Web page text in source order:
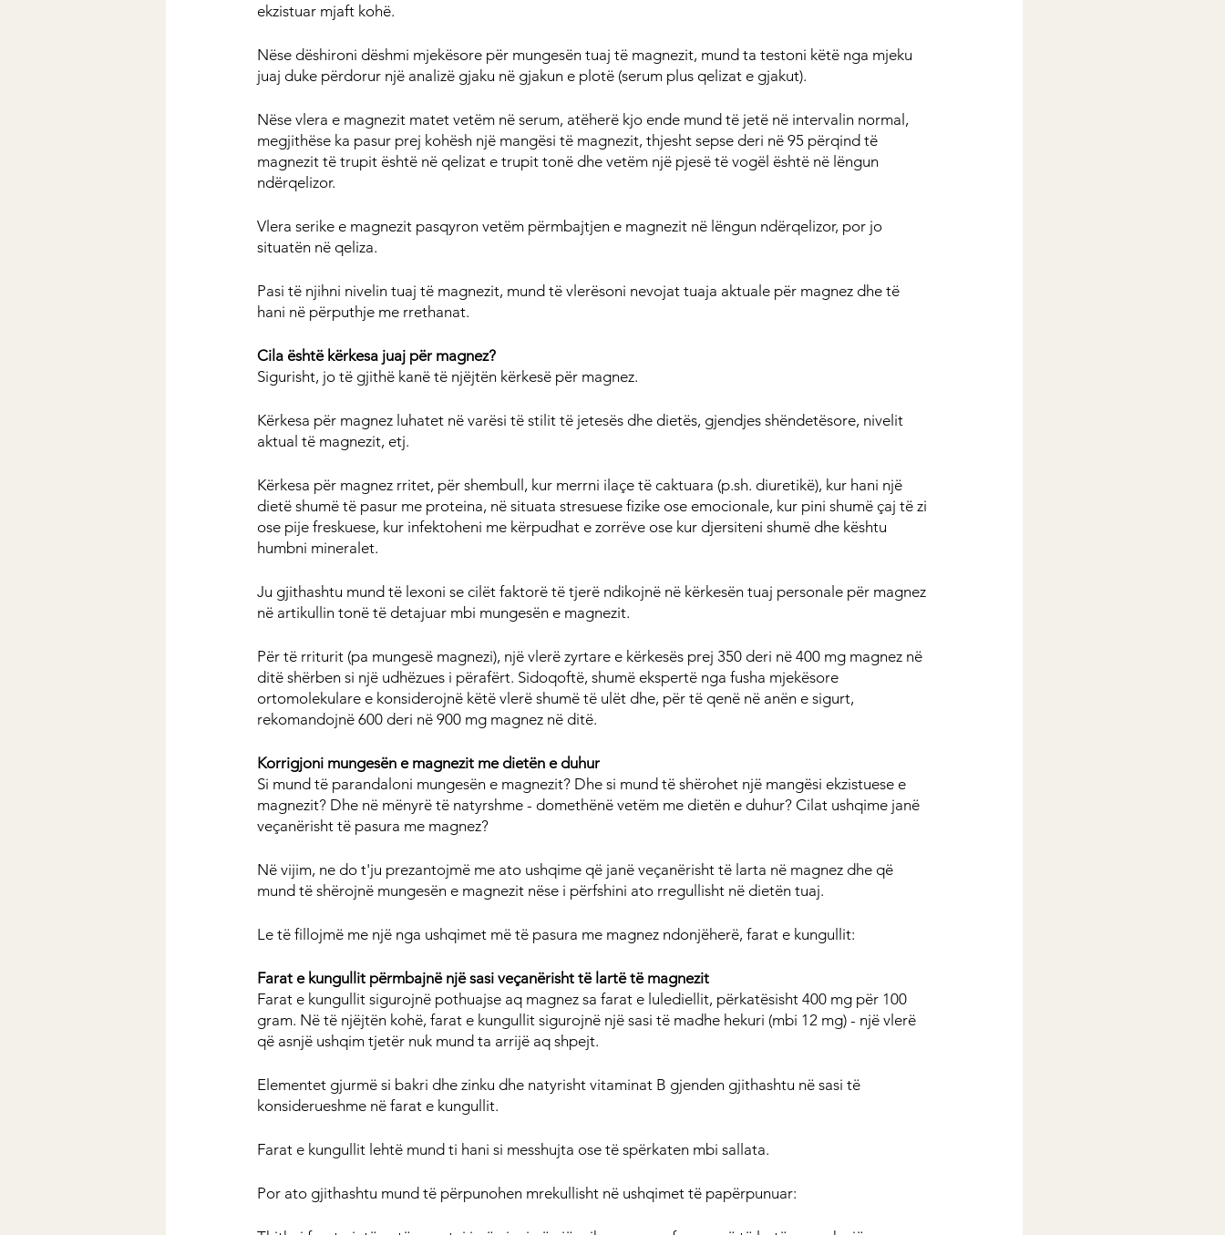
ekzistuar mjaft kohë.
Nëse dëshironi dëshmi mjekësore për mungesën tuaj të magnezit, mund ta testoni këtë nga mjeku
juaj duke përdorur një analizë gjaku në gjakun e plotë (serum plus qelizat e gjakut).
Nëse vlera e magnezit matet vetëm në serum, atëherë kjo ende mund të jetë në intervalin normal,
megjithëse ka pasur prej kohësh një mangësi të magnezit, thjesht sepse deri në 95 përqind të
magnezit të trupit është në qelizat e trupit tonë dhe vetëm një pjesë të vogël është në lëngun
ndërqelizor.
Vlera serike e magnezit pasqyron vetëm përmbajtjen e magnezit në lëngun ndërqelizor, por jo
situatën në qeliza.
Pasi të njihni nivelin tuaj të magnezit, mund të vlerësoni nevojat tuaja aktuale për magnez dhe të
hani në përputhje me rrethanat.
Cila është kërkesa juaj për magnez?
Sigurisht, jo të gjithë kanë të njëjtën kërkesë për magnez.
Kërkesa për magnez luhatet në varësi të stilit të jetesës dhe dietës, gjendjes shëndetësore, nivelit
aktual të magnezit, etj.
Kërkesa për magnez rritet, për shembull, kur merrni ilaçe të caktuara (p.sh. diuretikë), kur hani një
dietë shumë të pasur me proteina, në situata stresuese fizike ose emocionale, kur pini shumë çaj të zi
ose pije freskuese, kur infektoheni me kërpudhat e zorrëve ose kur djersiteni shumë dhe kështu
humbni mineralet.
Ju gjithashtu mund të lexoni se cilët faktorë të tjerë ndikojnë në kërkesën tuaj personale për magnez
në artikullin tonë të detajuar mbi mungesën e magnezit.
Për të rriturit (pa mungesë magnezi), një vlerë zyrtare e kërkesës prej 350 deri në 400 mg magnez në
ditë shërben si një udhëzues i përafërt. Sidoqoftë, shumë ekspertë nga fusha mjekësore
ortomolekulare e konsiderojnë këtë vlerë shumë të ulët dhe, për të qenë në anën e sigurt,
rekomandojnë 600 deri në 900 mg magnez në ditë.
Korrigjoni mungesën e magnezit me dietën e duhur
Si mund të parandaloni mungesën e magnezit? Dhe si mund të shërohet një mangësi ekzistuese e
magnezit? Dhe në mënyrë të natyrshme - domethënë vetëm me dietën e duhur? Cilat ushqime janë
veçanërisht të pasura me magnez?
Në vijim, ne do t'ju prezantojmë me ato ushqime që janë veçanërisht të larta në magnez dhe që
mund të shërojnë mungesën e magnezit nëse i përfshini ato rregullisht në dietën tuaj.
Le të fillojmë me një nga ushqimet më të pasura me magnez ndonjëherë, farat e kungullit:
Farat e kungullit përmbajnë një sasi veçanërisht të lartë të magnezit
Farat e kungullit sigurojnë pothuajse aq magnez sa farat e lulediellit, përkatësisht 400 mg për 100
gram. Në të njëjtën kohë, farat e kungullit sigurojnë një sasi të madhe hekuri (mbi 12 mg) - një vlerë
që asnjë ushqim tjetër nuk mund ta arrijë aq shpejt.
Elementet gjurmë si bakri dhe zinku dhe natyrisht vitaminat B gjenden gjithashtu në sasi të
konsiderueshme në farat e kungullit.
Farat e kungullit lehtë mund ti hani si messhujta ose të spërkaten mbi sallata.
Por ato gjithashtu mund të përpunohen mrekullisht në ushqimet të papërpunuar: